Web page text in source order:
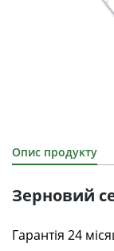
Опис продукту
Зерновий
Гарантія 24